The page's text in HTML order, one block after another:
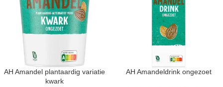
AH Amandel plantaardig variatie
kwark
AH Amandeldrink ongezoet